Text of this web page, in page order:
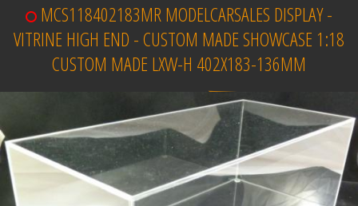
MCS118402183MR MODELCARSALES DISPLAY -
VITRINE HIGH END - CUSTOM MADE SHOWCASE 1:18
CUSTOM MADE LXW-H 402X183-136MM
Verkauft